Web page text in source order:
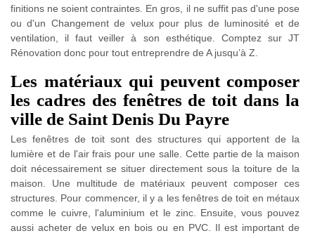
finitions ne soient contraintes. En gros, il ne suffit pas d'une pose
ou d'un Changement de velux pour plus de luminosité et de
ventilation, il faut veiller à son esthétique. Comptez sur JT
Rénovation donc pour tout entreprendre de A jusqu’à Z.
Les matériaux qui peuvent composer
les cadres des fenêtres de toit dans la
ville de Saint Denis Du Payre
Les fenêtres de toit sont des structures qui apportent de la
lumière et de l'air frais pour une salle. Cette partie de la maison
doit nécessairement se situer directement sous la toiture de la
maison. Une multitude de matériaux peuvent composer ces
structures. Pour commencer, il y a les fenêtres de toit en métaux
comme le cuivre, l'aluminium et le zinc. Ensuite, vous pouvez
aussi acheter de velux en bois ou en PVC. Il est important de